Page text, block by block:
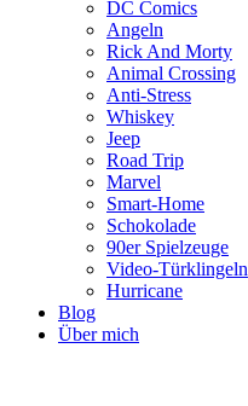
DC Comics
Angeln
Rick And Morty
Animal Crossing
Anti-Stress
Whiskey
Jeep
Road Trip
Marvel
Smart-Home
Schokolade
90er Spielzeuge
Video-Türklingeln
Hurricane
Blog
Über mich